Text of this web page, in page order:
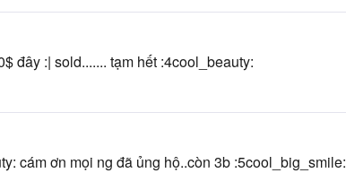
đây :| sold....... tạm hết :4cool_beauty:
cám ơn mọi ng đã ủng hộ..còn 3b :5cool_big_smile: